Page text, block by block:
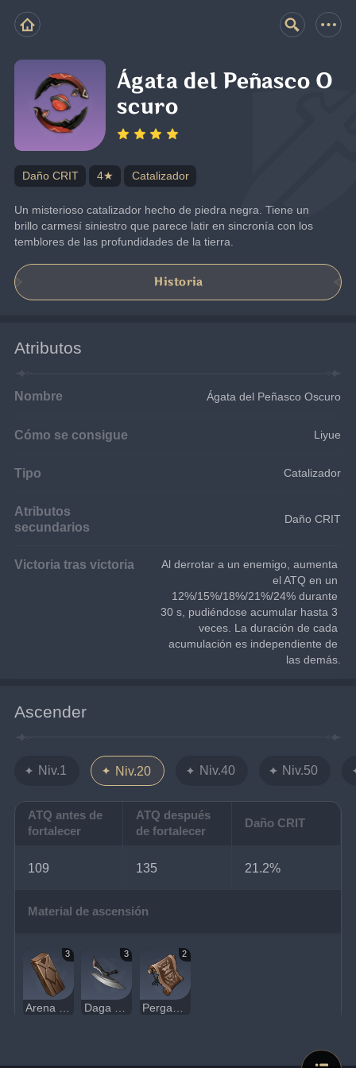
Ágata del Peñasco O
scuro
Daño CRIT 4★ Catalizador
Un misterioso catalizador hecho de piedra negra. Tiene un
brillo carmesí siniestro que parece latir en sincronía con los
temblores de las profundidades de la tierra.
Historia
Atributos
Nombre Ágata del Peñasco Oscuro
Cómo se consigue Liyue
Tipo Catalizador
Atributos
secundarios
Daño CRIT
Victoria tras victoria
Al derrotar a un enemigo, aumenta
el ATQ en un
12%/15%/18%/21%/24% durante
30 s, pudiéndose acumular hasta 3
veces. La duración de cada
acumulación es independiente de
las demás.
Ascender
Niv.1 Niv.20 Niv.40 Niv.50
ATQ antes de
fortalecer
ATQ después
de fortalecer
Daño CRIT
109 135 21.2%
Material de ascensión
3
Arena brillante de Guyun
3
Daga de cacería
2
Pergamino guía